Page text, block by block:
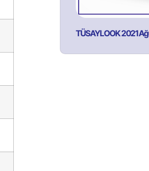
TÜSAYLOOK 2021